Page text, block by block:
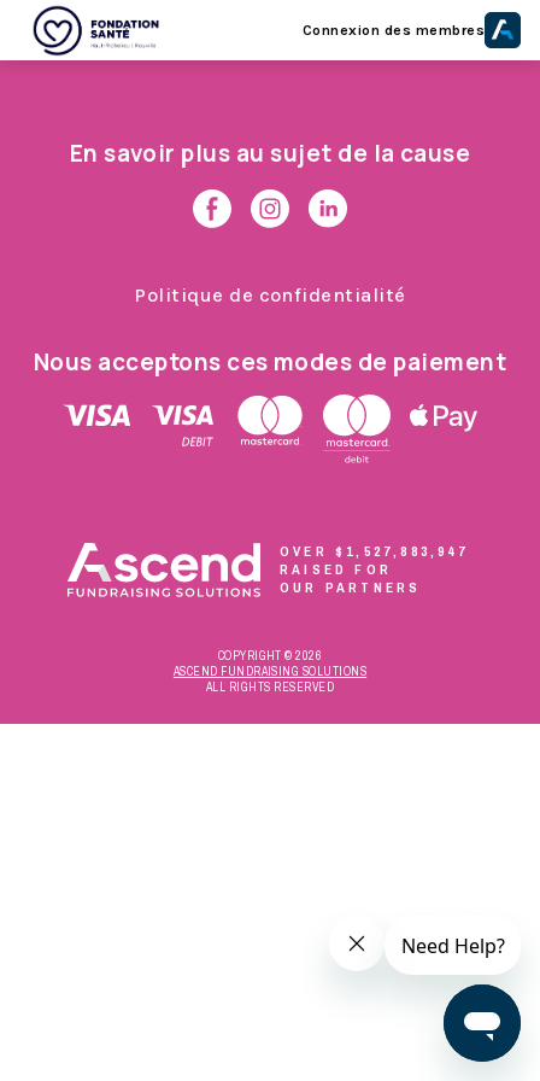
Connexion des membres